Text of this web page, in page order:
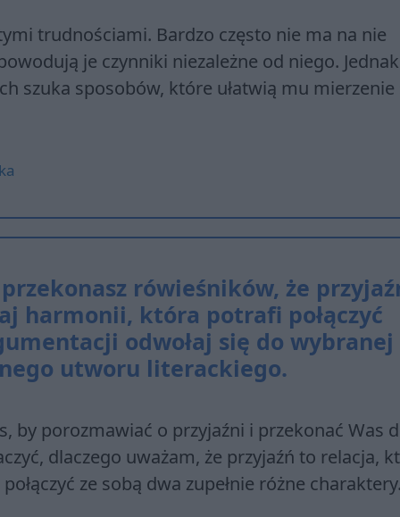
trudnościami. Bardzo często nie ma na nie
je czynniki niezależne od niego. Jednak
szuka sposobów, które ułatwią mu mierzenie
rówieśników, że
harmonii, która potrafi połączyć
odwołaj się do wybranej
utworu literackiego.
by porozmawiać o przyjaźni i przekonać Was
dlaczego uważam, że przyjaźń to relacja,
ze sobą dwa zupełnie różne charaktery.